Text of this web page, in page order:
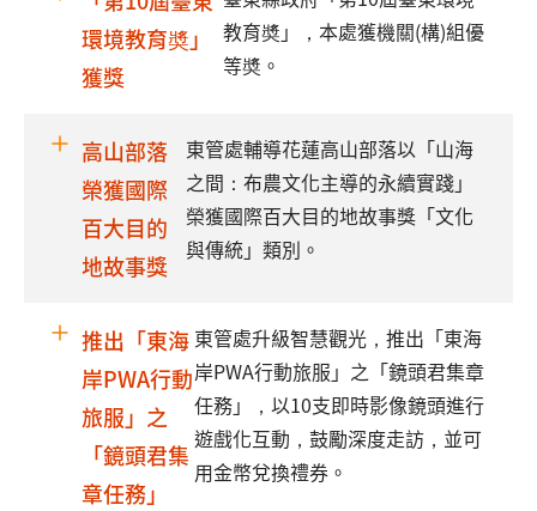
環境教育奬」
獲獎
教育奬」，本處獲機關(構)組優
等奬。
高山部落
榮獲國際
百大目的
地故事獎
東管處輔導花蓮高山部落以「山海
之間：布農文化主導的永續實踐」
榮獲國際百大目的地故事獎「文化
與傳統」類別。
推出「東海
岸PWA行動
旅服」之
「鏡頭君集
章任務」
東管處升級智慧觀光，推出「東海
岸PWA行動旅服」之「鏡頭君集章
任務」，以10支即時影像鏡頭進行
遊戲化互動，鼓勵深度走訪，並可
用金幣兌換禮券。